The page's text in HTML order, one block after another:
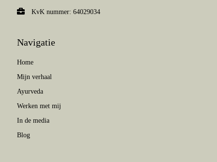
KvK nummer: 64029034
Navigatie
Home
Mijn verhaal
Ayurveda
Werken met mij
In de media
Blog